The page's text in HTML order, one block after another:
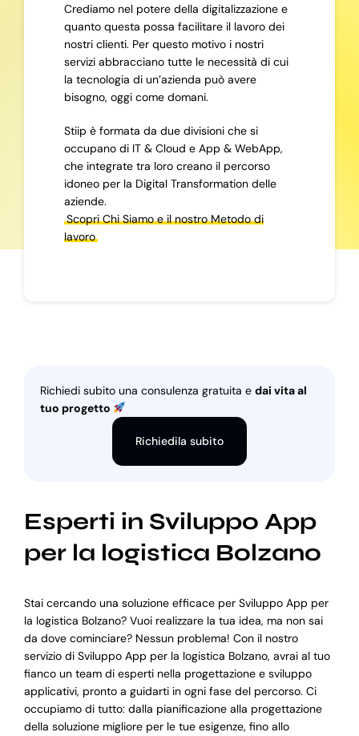
Crediamo nel potere della digitalizzazione e
quanto questa possa facilitare il lavoro dei
nostri clienti. Per questo motivo i nostri
servizi abbracciano tutte le necessità di cui
la tecnologia di un’azienda può avere
bisogno, oggi come domani.
Stiip è formata da due divisioni che si
occupano di IT & Cloud e App & WebApp,
che integrate tra loro creano il percorso
idoneo per la Digital Transformation delle
aziende.
Scopri Chi Siamo e il nostro Metodo di
lavoro
Richiedi subito una consulenza gratuita e dai vita al
tuo progetto
Richiedila subito
Esperti in Sviluppo App
per la logistica Bolzano
Stai cercando una soluzione efficace per Sviluppo App per
la logistica Bolzano? Vuoi realizzare la tua idea, ma non sai
da dove cominciare? Nessun problema! Con il nostro
servizio di Sviluppo App per la logistica Bolzano, avrai al tuo
fianco un team di esperti nella progettazione e sviluppo
applicativi, pronto a guidarti in ogni fase del percorso. Ci
occupiamo di tutto: dalla pianificazione alla progettazione
della soluzione migliore per le tue esigenze, fino allo